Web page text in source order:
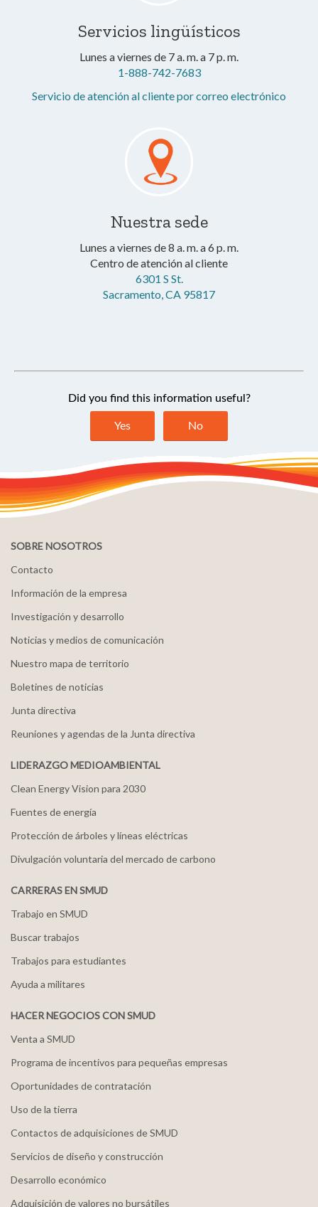
Servicios lingüísticos
Lunes a viernes de 7 a. m. a 7 p. m.
1-888-742-7683
Servicio de atención al cliente por correo electrónico
Nuestra sede
Lunes a viernes de 8 a. m. a 6 p. m.
Centro de atención al cliente
6301 S St.
Sacramento, CA 95817
SOBRE NOSOTROS
Contacto
Información de la empresa
Investigación y desarrollo
Noticias y medios de comunicación
Nuestro mapa de territorio
Boletines de noticias
Junta directiva
Reuniones y agendas de la Junta directiva
LIDERAZGO MEDIOAMBIENTAL
Clean Energy Vision para 2030
Fuentes de energía
Protección de árboles y líneas eléctricas
Divulgación voluntaria del mercado de carbono
CARRERAS EN SMUD
Trabajo en SMUD
Buscar trabajos
Trabajos para estudiantes
Ayuda a militares
HACER NEGOCIOS CON SMUD
Venta a SMUD
Programa de incentivos para pequeñas empresas
Oportunidades de contratación
Uso de la tierra
Contactos de adquisiciones de SMUD
Servicios de diseño y construcción
Desarrollo económico
Adquisición de valores no bursátiles